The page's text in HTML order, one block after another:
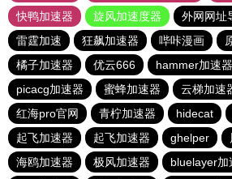
快鸭加速器
旋风加速度器 外网网址
雷霆加速
狂飙加速器 哔咔漫画
橘子加速器
优云666 hammer加速器
picacg加速器
蜜蜂加速器 云梯加速
红海pro官网
青柠加速器 hidecat
起飞加速器
起飞加速器 ghelper
海鸥加速器
极风加速器 bluelayer加